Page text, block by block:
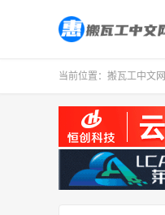
当前位置： 搬瓦工中文网